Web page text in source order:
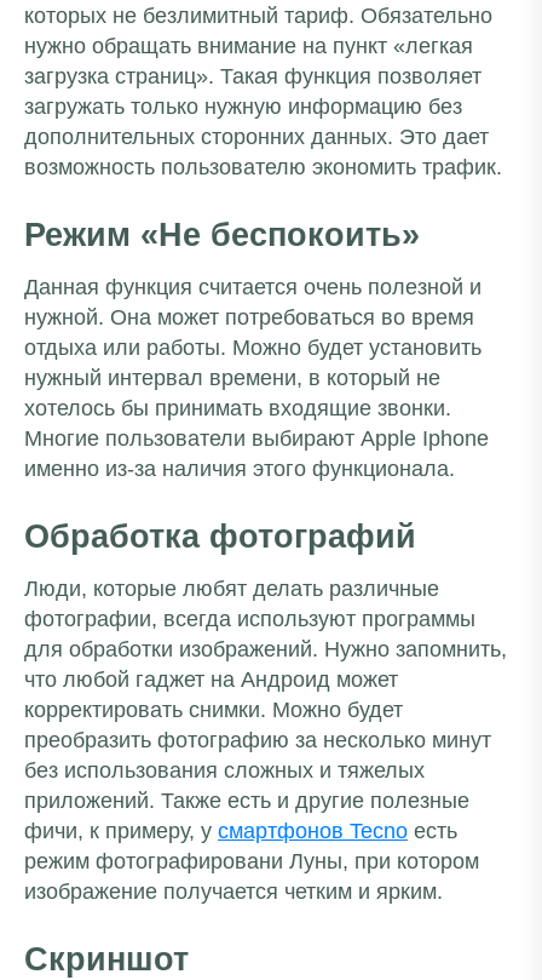
которых не безлимитный тариф. Обязательно
нужно обращать внимание на пункт «легкая
загрузка страниц». Такая функция позволяет
загружать только нужную информацию без
дополнительных сторонних данных. Это дает
возможность пользователю экономить трафик.
Режим «Не беспокоить»
Данная функция считается очень полезной и
нужной. Она может потребоваться во время
отдыха или работы. Можно будет установить
нужный интервал времени, в который не
хотелось бы принимать входящие звонки.
Многие пользователи выбирают Apple Iphone
именно из-за наличия этого функционала.
Обработка фотографий
Люди, которые любят делать различные
фотографии, всегда используют программы
для обработки изображений. Нужно запомнить,
что любой гаджет на Андроид может
корректировать снимки. Можно будет
преобразить фотографию за несколько минут
без использования сложных и тяжелых
приложений. Также есть и другие полезные
фичи, к примеру, у смартфонов Tecno есть
режим фотографировани Луны, при котором
изображение получается четким и ярким.
Скриншот